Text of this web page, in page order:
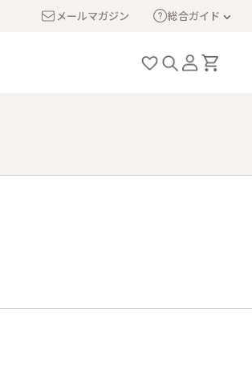
メールマガジン 総合ガイド